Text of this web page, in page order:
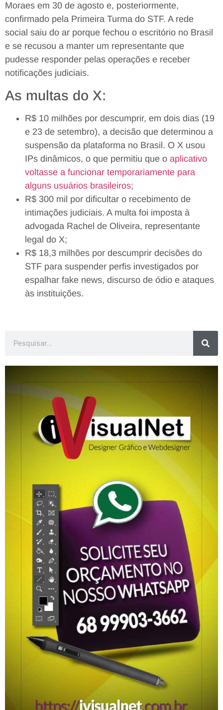
Moraes em 30 de agosto e, posteriormente,
confirmado pela Primeira Turma do STF. A rede
social saiu do ar porque fechou o escritório no Brasil
e se recusou a manter um representante que
pudesse responder pelas operações e receber
notificações judiciais.
As multas do X:
R$ 10 milhões por descumprir, em dois dias (19
e 23 de setembro), a decisão que determinou a
suspensão da plataforma no Brasil. O X usou
IPs dinâmicos, o que permitiu que o aplicativo
voltasse a funcionar temporariamente para
alguns usuários brasileiros;
R$ 300 mil por dificultar o recebimento de
intimações judiciais. A multa foi imposta à
advogada Rachel de Oliveira, representante
legal do X;
R$ 18,3 milhões por descumprir decisões do
STF para suspender perfis investigados por
espalhar fake news, discurso de ódio e ataques
às instituições.